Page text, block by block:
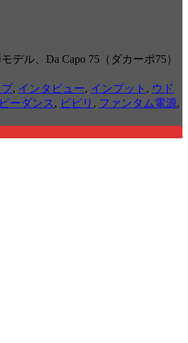
ル、Da Capo 75（ダカーポ75）
, インタビュー, インプット , ウド
ーダンス , ビビリ , ファンタム電源,